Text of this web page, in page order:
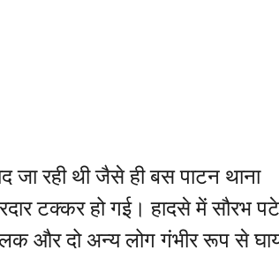
रही थी जैसे ही बस पाटन थाना
टक्कर हो गई। हादसे में सौरभ
और दो अन्य लोग गंभीर रूप से